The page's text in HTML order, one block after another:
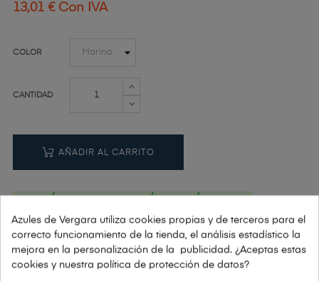
13,01 € Con IVA
COLOR
CANTIDAD
AÑADIR AL CARRITO
PAGOS: PAYPAL | VISA | TRANSFERENCIA | BIZUM
Azules de Vergara utiliza cookies propias y de terceros para el
correcto funcionamiento de la tienda, el análisis estadístico la
mejora en la personalización de la publicidad. ¿Aceptas estas
cookies y nuestra política de protección de datos?